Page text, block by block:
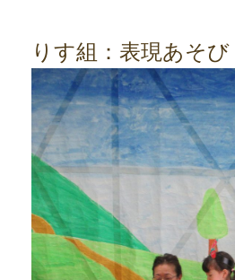
りす組：表現あそ